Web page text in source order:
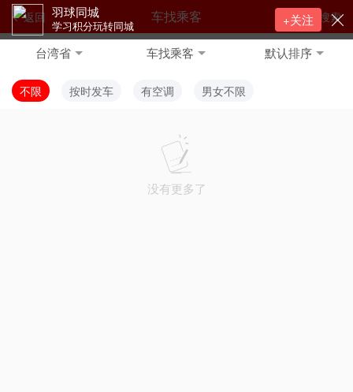
返回 搜索
车找乘客
台湾省 车找乘客 默认排序
不限 按时发车 有空调 男女不限
没有更多了
羽球同城
学习积分玩转同城 +关注